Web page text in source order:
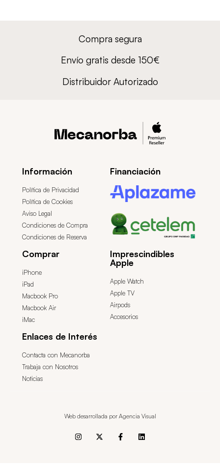
Compra segura
Envío gratis desde 150€
Distribuidor Autorizado
Información
Política de Privacidad
Política de Cookies
Aviso Legal
Condiciones de Compra
Condiciones de Reserva
Financiación
Comprar
iPhone
iPad
Macbook Pro
Macbook Air
iMac
Imprescindibles
Apple
Apple Watch
Apple TV
Airpods
Accesorios
Enlaces de Interés
Contacta con Mecanorba
Trabaja con Nosotros
Noticias
Web desarrollada por Agencia Visual